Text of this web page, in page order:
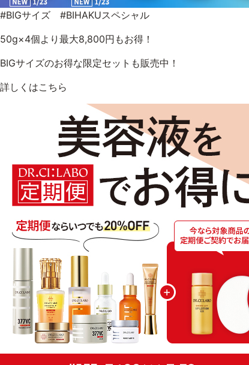
#BIGサイズ #BIHAKUスペシャル
50g×4個より最大8,800円もお得！
BIGサイズのお得な限定セットも販売中！
詳しくはこちら